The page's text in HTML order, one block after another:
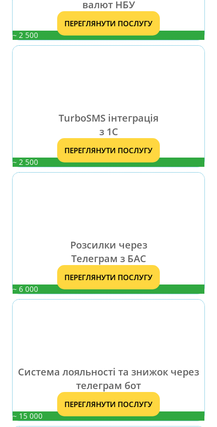
валют НБУ
ПЕРЕГЛЯНУТИ ПОСЛУГУ
~ 2 500
TurboSMS інтеграція
з 1C
ПЕРЕГЛЯНУТИ ПОСЛУГУ
~ 2 500
Розсилки через
Телеграм з БАС
ПЕРЕГЛЯНУТИ ПОСЛУГУ
~ 6 000
Система лояльності та знижок через
телеграм бот
ПЕРЕГЛЯНУТИ ПОСЛУГУ
~ 15 000